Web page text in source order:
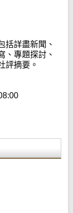
括詳盡新聞、
、專題探討、
評摘要。